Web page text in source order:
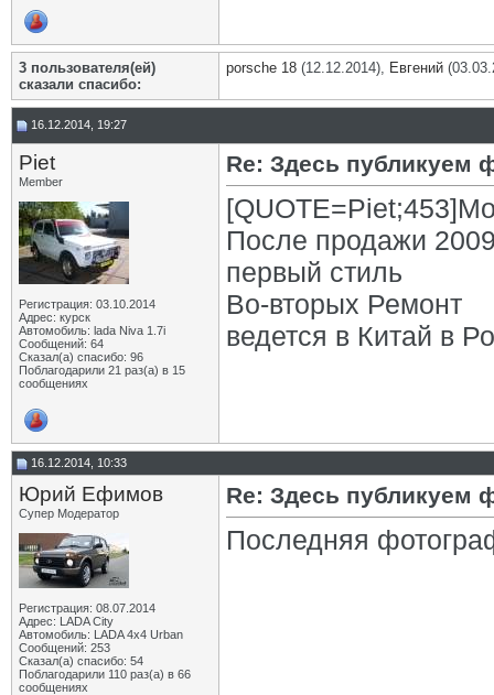
3 пользователя(ей)
сказали cпасибо:
porsche 18 (12.12.2014), Евгений
16.12.2014, 19:27
Piet
Member
Регистрация: 03.10.2014
Адрес: курск
Автомобиль: lada Niva 1.7i
Сообщений: 64
Сказал(а) спасибо: 96
Поблагодарили 21 раз(а) в 15
сообщениях
Re: Здесь публикуем
После продажи
первый стиль
Во-вторых Ремонт
ведется в Китай в
16.12.2014, 10:33
Юрий Ефимов
Супер Модератор
Регистрация: 08.07.2014
Адрес: LADA City
Автомобиль: LADA 4x4 Urban
Сообщений: 253
Сказал(а) спасибо: 54
Поблагодарили 110 раз(а) в 66
сообщениях
Re: Здесь публикуем
Последняя